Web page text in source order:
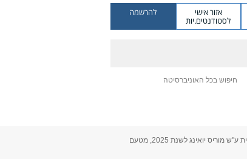
אזור אישי
לסטודנטים.יות
להרשמה
חיפוש בכל האוניברסיטה
> ברכות חמות לפרופ' צבי בן-אברהם על זכייתו במדליה היוקרתית ע"ש מוריס יואינג לשנת 2025, מטעם